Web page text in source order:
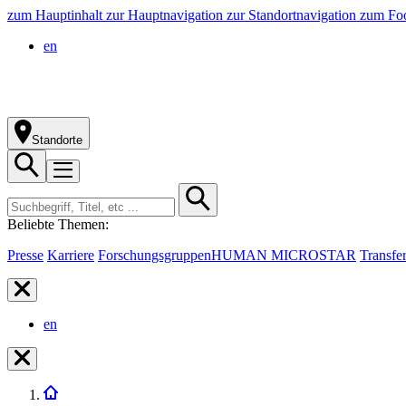
zum Hauptinhalt zur Hauptnavigation zur Standortnavigation zum
en
Standorte
Beliebte Themen:
Presse Karriere ForschungsgruppenHUMAN MICROSTAR Transfer
en